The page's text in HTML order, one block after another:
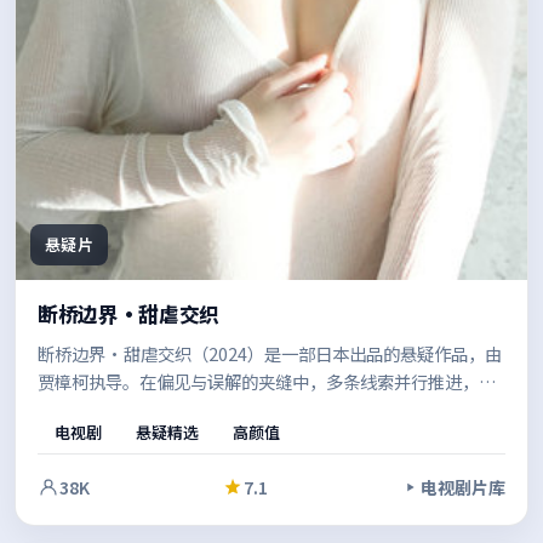
悬疑片
断桥边界·甜虐交织
断桥边界·甜虐交织（2024）是一部日本出品的悬疑作品，由
贾樟柯执导。在偏见与误解的夹缝中，多条线索并行推进，最
地。
电视剧 悬疑精选 高颜值
38K 7.1 电视剧片库